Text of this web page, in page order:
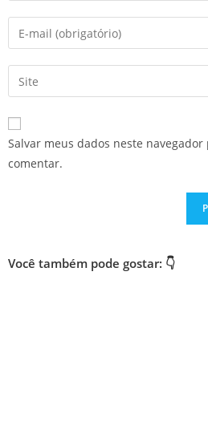
Salvar meus dados neste
comentar.
Você também pode gostar: 👇